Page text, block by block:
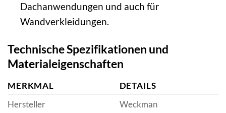
Dachanwendungen und auch für
Wandverkleidungen.
Technische Spezifikationen und
Materialeigenschaften
MERKMAL
DETAILS
Hersteller
Weckman